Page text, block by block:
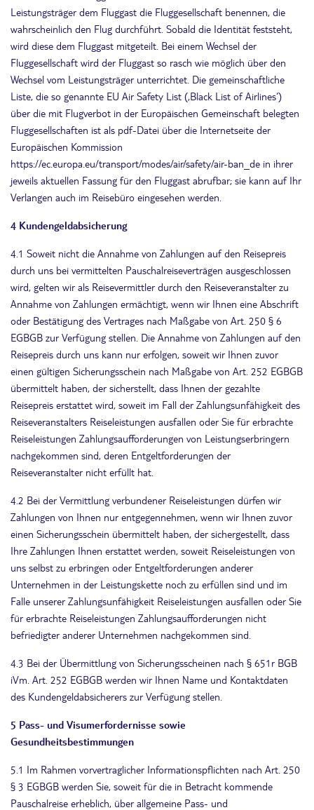
Leistungsträger dem Fluggast die Fluggesellschaft benennen, die
wahrscheinlich den Flug durchführt. Sobald die Identität feststeht,
wird diese dem Fluggast mitgeteilt. Bei einem Wechsel der
Fluggesellschaft wird der Fluggast so rasch wie möglich über den
Wechsel vom Leistungsträger unterrichtet. Die gemeinschaftliche
Liste, die so genannte EU Air Safety List (‚Black List of Airlines‘)
über die mit Flugverbot in der Europäischen Gemeinschaft belegten
Fluggesellschaften ist als pdf-Datei über die Internetseite der
Europäischen Kommission
https://ec.europa.eu/transport/modes/air/safety/air-ban_de in ihrer
jeweils aktuellen Fassung für den Fluggast abrufbar; sie kann auf Ihr
Verlangen auch im Reisebüro eingesehen werden.
4 Kundengeldabsicherung
4.1 Soweit nicht die Annahme von Zahlungen auf den Reisepreis
durch uns bei vermittelten Pauschalreiseverträgen ausgeschlossen
wird, gelten wir als Reisevermittler durch den Reiseveranstalter zu
Annahme von Zahlungen ermächtigt, wenn wir Ihnen eine Abschrift
oder Bestätigung des Vertrages nach Maßgabe von Art. 250 § 6
EGBGB zur Verfügung stellen. Die Annahme von Zahlungen auf den
Reisepreis durch uns kann nur erfolgen, soweit wir Ihnen zuvor
einen gültigen Sicherungsschein nach Maßgabe von Art. 252 EGBGB
übermittelt haben, der sicherstellt, dass Ihnen der gezahlte
Reisepreis erstattet wird, soweit im Fall der Zahlungsunfähigkeit des
Reiseveranstalters Reiseleistungen ausfallen oder Sie für erbrachte
Reiseleistungen Zahlungsaufforderungen von Leistungserbringern
nachgekommen sind, deren Entgeltforderungen der
Reiseveranstalter nicht erfüllt hat.
4.2 Bei der Vermittlung verbundener Reiseleistungen dürfen wir
Zahlungen von Ihnen nur entgegennehmen, wenn wir Ihnen zuvor
einen Sicherungsschein übermittelt haben, der sichergestellt, dass
Ihre Zahlungen Ihnen erstattet werden, soweit Reiseleistungen von
uns selbst zu erbringen oder Entgeltforderungen anderer
Unternehmen in der Leistungskette noch zu erfüllen sind und im
Falle unserer Zahlungsunfähigkeit Reiseleistungen ausfallen oder Sie
für erbrachte Reiseleistungen Zahlungsaufforderungen nicht
befriedigter anderer Unternehmen nachgekommen sind.
4.3 Bei der Übermittlung von Sicherungsscheinen nach § 651r BGB
iVm. Art. 252 EGBGB werden wir Ihnen Name und Kontaktdaten
des Kundengeldabsicherers zur Verfügung stellen.
5 Pass- und Visumerfordernisse sowie
Gesundheitsbestimmungen
5.1 Im Rahmen vorvertraglicher Informationspflichten nach Art. 250
§ 3 EGBGB werden Sie, soweit für die in Betracht kommende
Pauschalreise erheblich, über allgemeine Pass- und